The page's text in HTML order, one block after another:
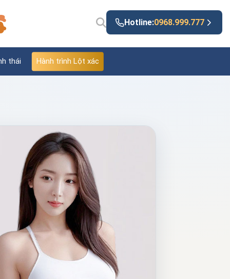
Hotline:0968.999.777
thái Hành trình Lột xác